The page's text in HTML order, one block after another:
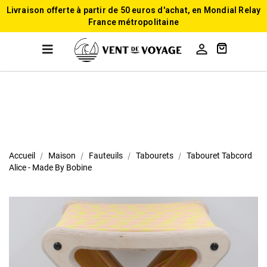
Livraison offerte à partir de 50 euros d'achat, en Mondial Relay
France métropolitaine

Accueil Maison Fauteuils Tabourets
Tabouret Tabcord
Alice - Made By Bobine